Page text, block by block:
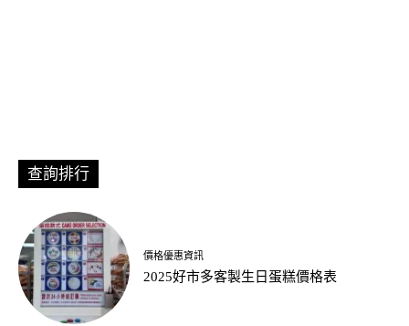
查詢排行
價格優惠資訊
2025好市多客製生日蛋糕價格表